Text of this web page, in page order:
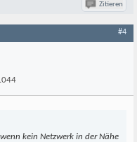
Zitieren
#4
kein Netzwerk in der Nähe